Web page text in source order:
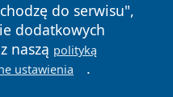
do serwisu",
dodatkowych
naszą polityką
ustawienia .
Cookies